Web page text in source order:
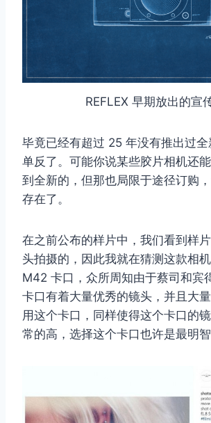
REFLEX 早期放出的宣
毕竟已经有超过 25 年没有推出过
单反了。可能你说某些胶片相机还
到全新的，但那也局限于途径订购
存在了。
在之前公布的样片中，我们看到样
头拍摄的，因此我就在猜测这款相
M42 卡口，众所周知由于蔡司和宾
卡口有着大量优秀的镜头，并且大
用这个卡口，同样使得这个卡口的
常的高，选择这个卡口也许是最明智